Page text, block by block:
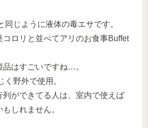
同じように液体の毒エサです。
コロリと並べてアリのお食事Buffet
はすごいですね…。
く野外で使用。
列ができてる人は、室内で使えば
しれません。